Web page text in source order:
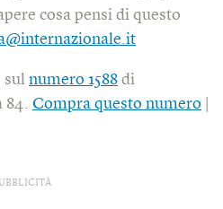
cosa pensi di questo
sul numero 1588 di
84. Compra questo numero